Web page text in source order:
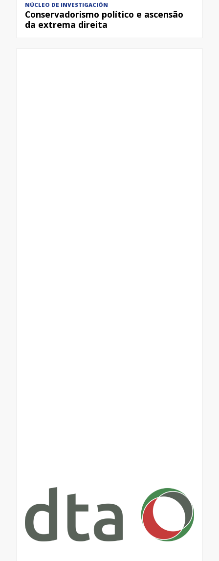
NÚCLEO DE INVESTIGACIÓN
Conservadorismo político e ascensão
da extrema direita